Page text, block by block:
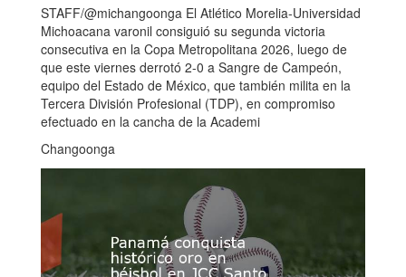
STAFF/@michangoonga El Atlético Morelia-Universidad
Michoacana varonil consiguió su segunda victoria
consecutiva en la Copa Metropolitana 2026, luego de
que este viernes derrotó 2-0 a Sangre de Campeón,
equipo del Estado de México, que también milita en la
Tercera División Profesional (TDP), en compromiso
efectuado en la cancha de la Academi
Changoonga